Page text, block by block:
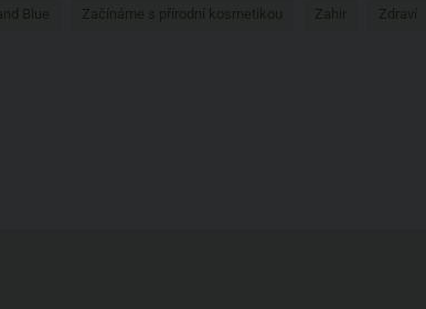
Blue Začínáme s přírodní kosmetikou Zahir Zdraví